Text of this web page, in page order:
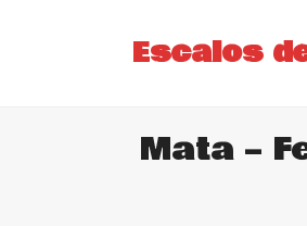
Escalos
Mata –